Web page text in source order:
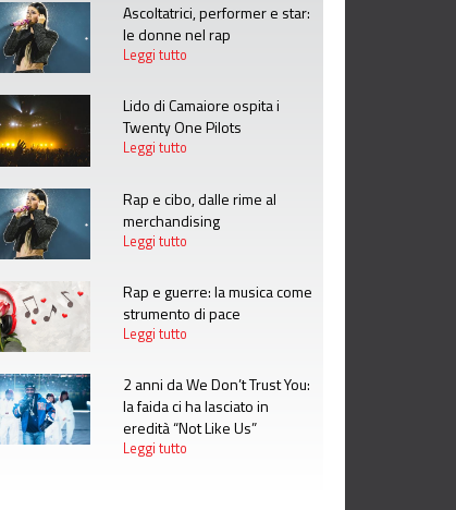
Ascoltatrici, performer e star:
le donne nel rap
Leggi tutto
Lido di Camaiore ospita i
Twenty One Pilots
Leggi tutto
Rap e cibo, dalle rime al
merchandising
Leggi tutto
Rap e guerre: la musica come
strumento di pace
Leggi tutto
2 anni da We Don’t Trust You:
la faida ci ha lasciato in
eredità “Not Like Us”
Leggi tutto